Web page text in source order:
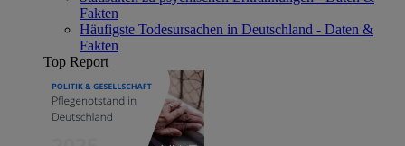
Fakten
Häufigste Todesursachen in Deutschland - Daten &
Fakten
Top Report